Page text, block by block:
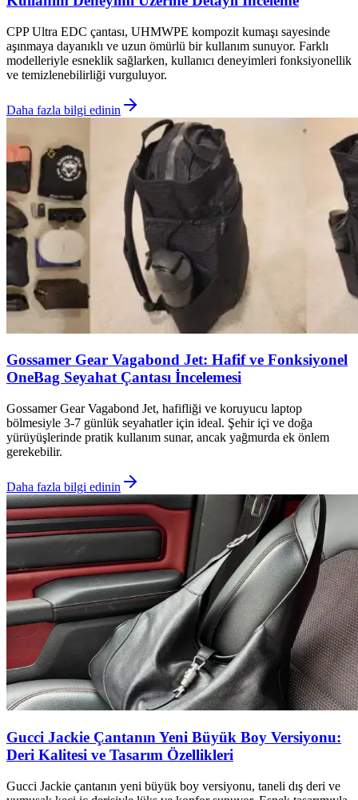
CPP Ultra EDC çantası, UHMWPE kompozit kumaşı sayesinde
aşınmaya dayanıklı ve uzun ömürlü bir kullanım sunuyor. Farklı
modelleriyle esneklik sağlarken, kullanıcı deneyimleri fonksiyonellik
ve temizlenebilirliği vurguluyor.
Daha fazla bilgi edinin
Gossamer Gear Vagabond Jet: Hafif ve Fonksiyonel
OneBag Seyahat Çantası İncelemesi
Gossamer Gear Vagabond Jet, hafifliği ve koruyucu laptop
bölmesiyle 3-7 günlük seyahatler için ideal. Şehir içi ve doğa
yürüyüşlerinde pratik kullanım sunar, ancak yağmurda ek önlem
gerekebilir.
Daha fazla bilgi edinin
Gucci Jackie Çantanın Yeni Büyük Boy Versiyonu:
Deri Kalitesi ve Tasarım Özellikleri
Gucci Jackie çantanın yeni büyük boy versiyonu, taneli dış deri ve